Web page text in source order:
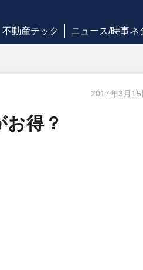
不動産テック ニュース/時事ネ
2017年3月15
お得？